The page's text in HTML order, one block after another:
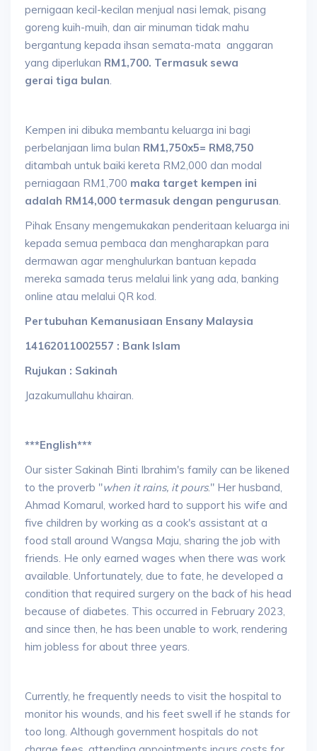
pernigaan kecil-kecilan menjual nasi lemak, pisang
goreng kuih-muih, dan air minuman tidak mahu
bergantung kepada ihsan semata-mata anggaran
yang diperlukan RM1,700. Termasuk sewa
gerai tiga bulan.
Kempen ini dibuka membantu keluarga ini bagi
perbelanjaan lima bulan RM1,750x5= RM8,750
ditambah untuk baiki kereta RM2,000 dan modal
perniagaan RM1,700 maka target kempen ini
adalah RM14,000 termasuk dengan pengurusan.
Pihak Ensany mengemukakan penderitaan keluarga ini
kepada semua pembaca dan mengharapkan para
dermawan agar menghulurkan bantuan kepada
mereka samada terus melalui link yang ada, banking
online atau melalui QR kod.
Pertubuhan Kemanusiaan Ensany Malaysia
14162011002557 : Bank Islam
Rujukan : Sakinah
Jazakumullahu khairan.
***English***
Our sister Sakinah Binti Ibrahim's family can be likened
to the proverb "when it rains, it pours." Her husband,
Ahmad Komarul, worked hard to support his wife and
five children by working as a cook's assistant at a
food stall around Wangsa Maju, sharing the job with
friends. He only earned wages when there was work
available. Unfortunately, due to fate, he developed a
condition that required surgery on the back of his head
because of diabetes. This occurred in February 2023,
and since then, he has been unable to work, rendering
him jobless for about three years.
Currently, he frequently needs to visit the hospital to
monitor his wounds, and his feet swell if he stands for
too long. Although government hospitals do not